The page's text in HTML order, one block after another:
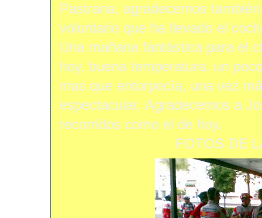
Pastrana, agradecemos
voluntario que ha llevado el
Una mañana fantástica para el
hoy, buena temperatura, un
mas que entorpecía, una vez
espectacular. Agradecemos a
recorridos como el de hoy.
FOTOS DE